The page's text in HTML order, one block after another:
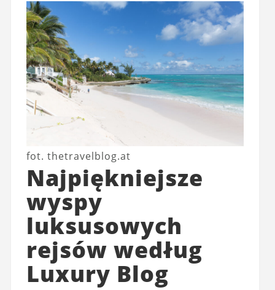
fot. thetravelblog.at
Najpiękniejsze
wyspy
luksusowych
rejsów według
Luxury Blog